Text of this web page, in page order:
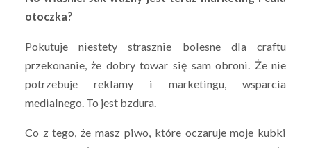
otoczka?
Pokutuje niestety strasznie bolesne dla craftu
przekonanie, że dobry towar się sam obroni. Że nie
potrzebuje reklamy i marketingu, wsparcia
medialnego. To jest bzdura.
Co z tego, że masz piwo, które oczaruje moje kubki